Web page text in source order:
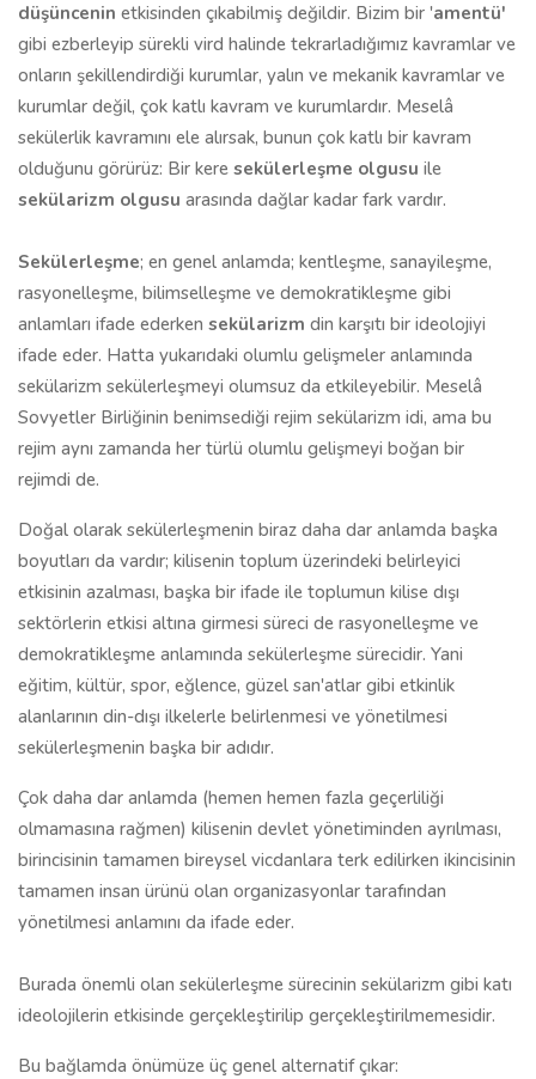
düşüncenin etkisinden çıkabilmiş değildir. Bizim bir 'amentü'
gibi ezberleyip sürekli vird halinde tekrarladığımız kavramlar ve
onların şekillendirdiği kurumlar, yalın ve mekanik kavramlar ve
kurumlar değil, çok katlı kavram ve kurumlardır. Meselâ
sekülerlik kavramını ele alırsak, bunun çok katlı bir kavram
olduğunu görürüz: Bir kere sekülerleşme olgusu ile
sekülarizm olgusu arasında dağlar kadar fark vardır.
Sekülerleşme; en genel anlamda; kentleşme, sanayileşme,
rasyonelleşme, bilimselleşme ve demokratikleşme gibi
anlamları ifade ederken sekülarizm din karşıtı bir ideolojiyi
ifade eder. Hatta yukarıdaki olumlu gelişmeler anlamında
sekülarizm sekülerleşmeyi olumsuz da etkileyebilir. Meselâ
Sovyetler Birliğinin benimsediği rejim sekülarizm idi, ama bu
rejim aynı zamanda her türlü olumlu gelişmeyi boğan bir
rejimdi de.
Doğal olarak sekülerleşmenin biraz daha dar anlamda başka
boyutları da vardır; kilisenin toplum üzerindeki belirleyici
etkisinin azalması, başka bir ifade ile toplumun kilise dışı
sektörlerin etkisi altına girmesi süreci de rasyonelleşme ve
demokratikleşme anlamında sekülerleşme sürecidir. Yani
eğitim, kültür, spor, eğlence, güzel san'atlar gibi etkinlik
alanlarının din-dışı ilkelerle belirlenmesi ve yönetilmesi
sekülerleşmenin başka bir adıdır.
Çok daha dar anlamda (hemen hemen fazla geçerliliği
olmamasına rağmen) kilisenin devlet yönetiminden ayrılması,
birincisinin tamamen bireysel vicdanlara terk edilirken ikincisinin
tamamen insan ürünü olan organizasyonlar tarafından
yönetilmesi anlamını da ifade eder.
Burada önemli olan sekülerleşme sürecinin sekülarizm gibi katı
ideolojilerin etkisinde gerçekleştirilip gerçekleştirilmemesidir.
Bu bağlamda önümüze üç genel alternatif çıkar: